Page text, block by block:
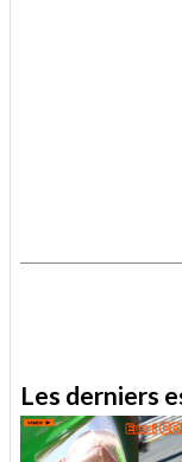
Les derniers